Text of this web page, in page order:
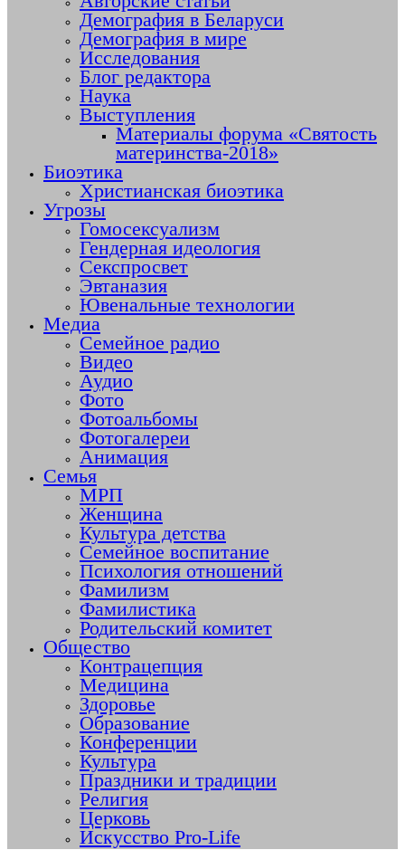
Демография в Беларуси
Демография в мире
Исследования
Блог редактора
Наука
Выступления
Материалы форума «Святость
материнства-2018»
Биоэтика
Христианская биоэтика
Угрозы
Гомосексуализм
Гендерная идеология
Секспросвет
Эвтаназия
Ювенальные технологии
Медиа
Семейное радио
Видео
Аудио
Фото
Фотоальбомы
Фотогалереи
Анимация
Семья
МРП
Женщина
Культура детства
Семейное воспитание
Психология отношений
Фамилизм
Фамилистика
Родительский комитет
Общество
Контрацепция
Медицина
Здоровье
Образование
Конференции
Культура
Праздники и традиции
Религия
Церковь
Искусство Pro-Life